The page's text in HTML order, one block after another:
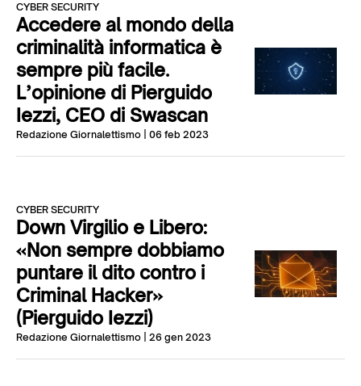
CYBER SECURITY
Accedere al mondo della
criminalità informatica è
sempre più facile.
L’opinione di Pierguido
Iezzi, CEO di Swascan
Redazione Giornalettismo | 06 feb 2023
CYBER SECURITY
Down Virgilio e Libero:
«Non sempre dobbiamo
puntare il dito contro i
Criminal Hacker»
(Pierguido Iezzi)
Redazione Giornalettismo | 26 gen 2023